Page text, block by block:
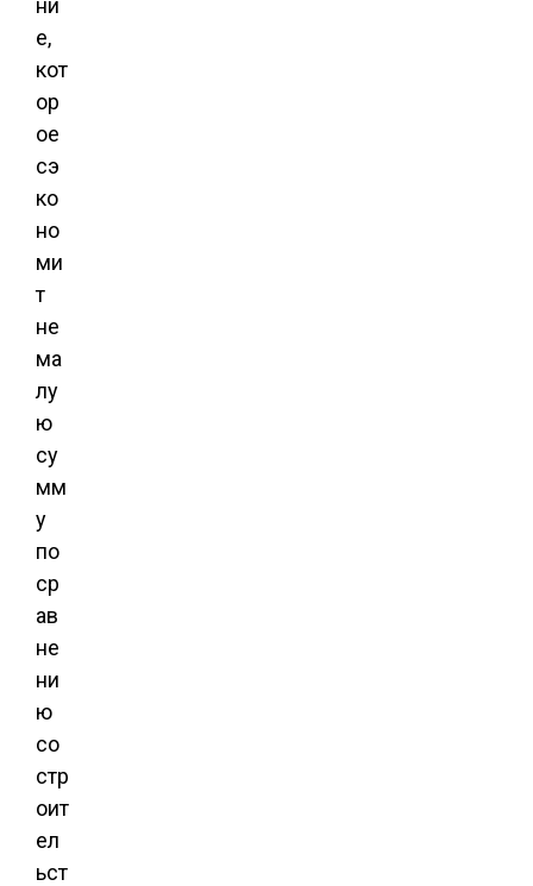
ни
е,
кот
ор
ое
сэ
ко
но
ми
т
не
ма
лу
ю
су
мм
у
по
ср
ав
не
ни
ю
со
стр
оит
ел
ьст